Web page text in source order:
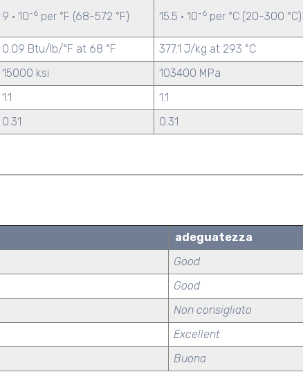
9 · 10-6 per °F (68-572 °F) 15.5 · 10-6 per °C (20-300 °C)
0.09 Btu/lb/°F at 68 °F
377.1 J/kg at 293 °C
15000 ksi
103400 MPa
1.1
1.1
0.31 0.31
adeguatezza
Good
Good
Non consigliato
Excellent
Buona